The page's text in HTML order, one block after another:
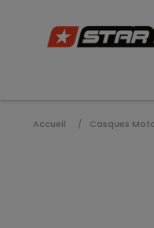
Accueil Casques